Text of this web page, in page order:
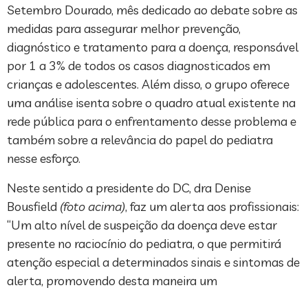
Setembro Dourado, mês dedicado ao debate sobre as
medidas para assegurar melhor prevenção,
diagnóstico e tratamento para a doença, responsável
por 1 a 3% de todos os casos diagnosticados em
crianças e adolescentes. Além disso, o grupo oferece
uma análise isenta sobre o quadro atual existente na
rede pública para o enfrentamento desse problema e
também sobre a relevância do papel do pediatra
nesse esforço.
Neste sentido a presidente do DC, dra Denise
Bousfield (foto acima), faz um alerta aos profissionais:
“Um alto nível de suspeição da doença deve estar
presente no raciocínio do pediatra, o que permitirá
atenção especial a determinados sinais e sintomas de
alerta, promovendo desta maneira um